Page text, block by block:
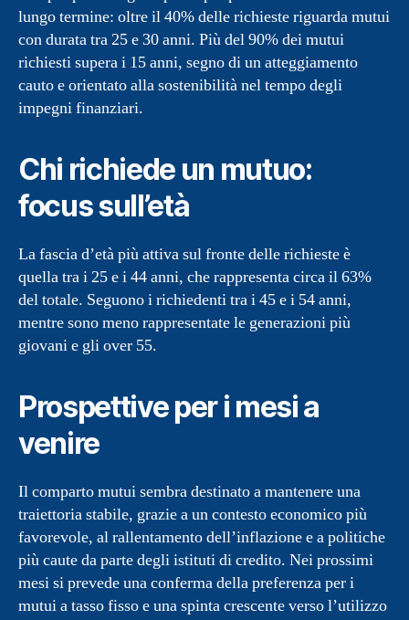
lungo termine: oltre il 40% delle richieste riguarda mutui
con durata tra 25 e 30 anni. Più del 90% dei mutui
richiesti supera i 15 anni, segno di un atteggiamento
cauto e orientato alla sostenibilità nel tempo degli
impegni finanziari.
Chi richiede un mutuo:
focus sull’età
La fascia d’età più attiva sul fronte delle richieste è
quella tra i 25 e i 44 anni, che rappresenta circa il 63%
del totale. Seguono i richiedenti tra i 45 e i 54 anni,
mentre sono meno rappresentate le generazioni più
giovani e gli over 55.
Prospettive per i mesi a
venire
Il comparto mutui sembra destinato a mantenere una
traiettoria stabile, grazie a un contesto economico più
favorevole, al rallentamento dell’inflazione e a politiche
più caute da parte degli istituti di credito. Nei prossimi
mesi si prevede una conferma della preferenza per i
mutui a tasso fisso e una spinta crescente verso l’utilizzo